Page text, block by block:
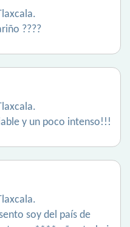
????
y un poco intenso!!!
soy del país de